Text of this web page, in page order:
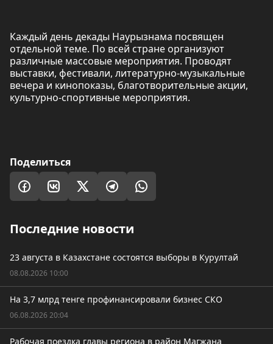
Каждый день декады Наурызнама посвящен
отдельной теме. По всей стране организуют
различные массовые мероприятия. Проводят
выставки, фестивали, литературно-музыкальные
вечера и кинопоказы, благотворительные акции,
культурно-спортивные мероприятия.
Поделиться
Последние новости
23 августа в Казахстане состоятся выборы в Курултай
08.08.2026 10:00
На 3,7 млрд тенге профинансировали бизнес СКО
06.08.2026 20:04
Рабочая поездка главы региона в район Магжана